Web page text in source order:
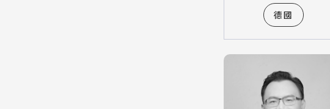
德國